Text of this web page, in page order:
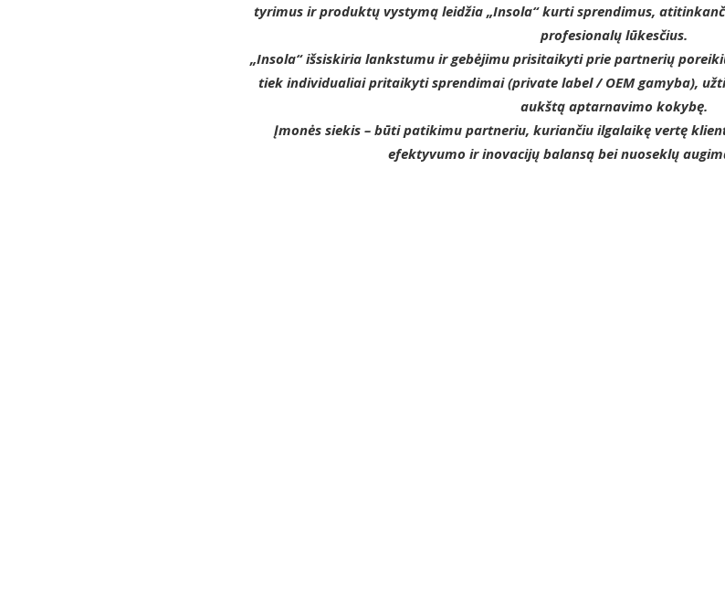
tyrimus ir produktų vystymą leidžia „Insola“ kurti sprendimus,
profesionalų lūkesčius.
„Insola“ išsiskiria lankstumu ir gebėjimu prisitaikyti prie partnerių
tiek individualiai pritaikyti sprendimai (private label / OEM gamyba),
aukštą aptarnavimo kokybę.
Įmonės siekis – būti patikimu partneriu, kuriančiu ilgalaikę vertę
efektyvumo ir inovacijų balansą bei nuoseklų